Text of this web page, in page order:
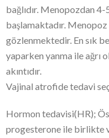
bağlıdır. Menopozdan
başlamaktadır. Menopoz
gözlenmektedir. En sık
yaparken yanma ile ağrı
akıntıdır.
Vajinal atrofide tedavi
Hormon tedavisi(HR);
progesterone ile birlikte